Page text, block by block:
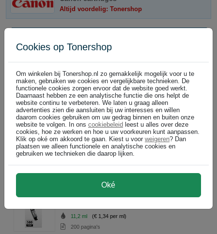
Altijd voordelig: Tonershop
zwart
400 pagina's
€ 20,99(€ 17,35 excl) In winkelwagen
Canon PGI-580PGBK XXL inktcartridge pigment zwart extra hoge
zwart
DIRECT LEVERBAAR
25,7 ml
(€ 1,01 per ml)
600 pagina's
€ 25,99
Canon PGI-580PGBK inktcartridge pigment zwart (origineel)
11,2 ml
(€ 1,34 per ml)
200 pagina's
Cookies op Tonershop
Om winkelen bij Tonershop.nl zo gemakkelijk mogelijk voor u te
maken, gebruiken we cookies en vergelijkbare technieken. De
functionele cookies zorgen ervoor dat de website goed werkt.
Daarnaast hebben ze een analytische functie die ons helpt de
website continu te verbeteren. We laten u graag alleen
advertenties zien die aansluiten bij uw interesses en willen
daarom cookies gebruiken om uw gedrag binnen en buiten onze
website te volgen. In ons cookiebeleid leest u alles over deze
cookies, hoe ze werken en hoe u uw voorkeuren kunt aanpassen.
Klik op oké om akkoord te gaan. Kiest u voor weigeren? Dan
plaatsen we alleen functionele en analytische cookies en
gebruiken we technieken die daarop lijken.
Oké